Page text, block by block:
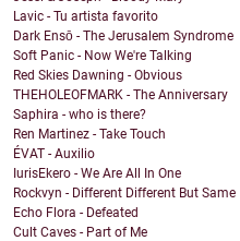
Lavic - Tu artista favorito
Dark Ensō - The Jerusalem Syndrome
Soft Panic - Now We're Talking
Red Skies Dawning - Obvious
THEHOLEOFMARK - The Anniversary
Saphira - who is there?
Ren Martinez - Take Touch
ÉVAT - Auxilio
IurisEkero - We Are All In One
Rockvyn - Different Different But Same
Echo Flora - Defeated
Cult Caves - Part of Me